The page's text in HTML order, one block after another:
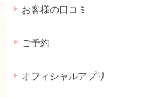
お客様の口コミ
ご予約
オフィシャルアプリ